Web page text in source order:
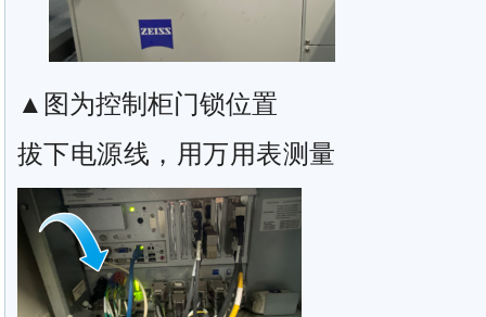
▲图为控制柜门锁位置
拔下电源线，用万用表测量